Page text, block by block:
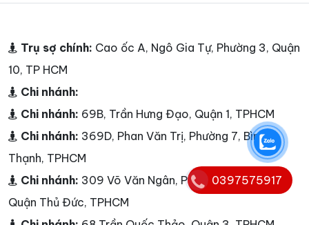
Trụ sợ chính: Cao ốc A, Ngô Gia Tự, Phường 3, Quận
10, TP HCM
Chi nhánh:
Chi nhánh: 69B, Trần Hưng Đạo, Quận 1, TPHCM
Chi nhánh: 369D, Phan Văn Trị, Phường 7, Bình
Thạnh, TPHCM
Chi nhánh: 309 Võ Văn Ngân, Phường Linh Chiểu,
Quận Thủ Đức, TPHCM
0397575917